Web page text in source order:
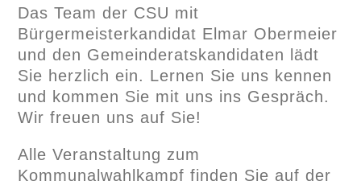
Das Team der CSU mit
Bürgermeisterkandidat Elmar Obermeier
und den Gemeinderatskandidaten lädt
Sie herzlich ein. Lernen Sie uns kennen
und kommen Sie mit uns ins Gespräch.
Wir freuen uns auf Sie!
Alle Veranstaltung zum
Kommunalwahlkampf finden Sie auf der